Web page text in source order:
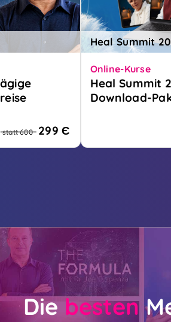
tausenden
zu
statt 600 299 Є
Heal Summit
Online-Kurse
Heal Summit
Download-
Die besten